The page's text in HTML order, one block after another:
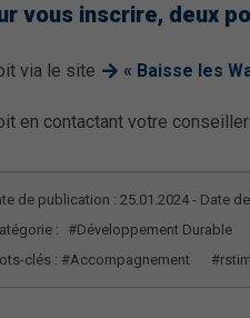
vous inscrire, deux
via le site « Baisse les
en contactant votre conseiller
de publication : 25.01.2024 - Date
:
#Développement Durable
clés : #Accompagnement